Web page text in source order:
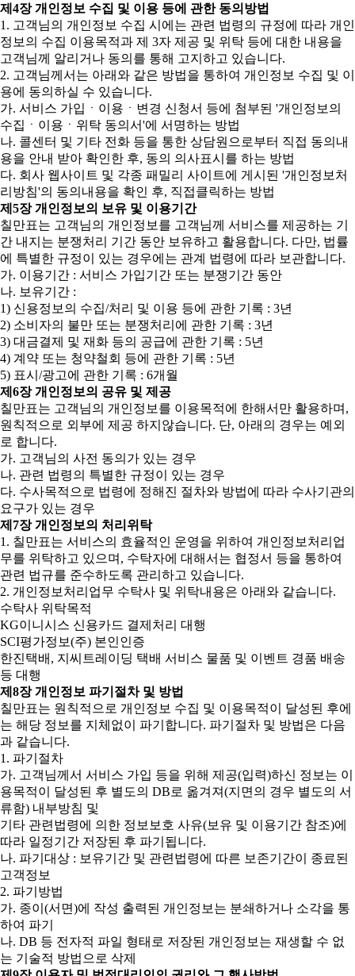
제4장 개인정보 수집 및 이용 등에 관한 동의방법
1. 고객님의 개인정보 수집 시에는 관련 법령의 규정에 따라 개인
정보의 수집 이용목적과 제 3자 제공 및 위탁 등에 대한 내용을
고객님께 알리거나 동의를 통해 고지하고 있습니다.
2. 고객님께서는 아래와 같은 방법을 통하여 개인정보 수집 및 이
용에 동의하실 수 있습니다.
가. 서비스 가입ㆍ이용ㆍ변경 신청서 등에 첨부된 '개인정보의
수집ㆍ이용ㆍ위탁 동의서'에 서명하는 방법
나. 콜센터 및 기타 전화 등을 통한 상담원으로부터 직접 동의내
용을 안내 받아 확인한 후, 동의 의사표시를 하는 방법
다. 회사 웹사이트 및 각종 패밀리 사이트에 게시된 '개인정보처
리방침'의 동의내용을 확인 후, 직접클릭하는 방법
제5장 개인정보의 보유 및 이용기간
칠만표는 고객님의 개인정보를 고객님께 서비스를 제공하는 기
간 내지는 분쟁처리 기간 동안 보유하고 활용합니다. 다만, 법률
에 특별한 규정이 있는 경우에는 관계 법령에 따라 보관합니다.
가. 이용기간 : 서비스 가입기간 또는 분쟁기간 동안
나. 보유기간 :
1) 신용정보의 수집/처리 및 이용 등에 관한 기록 : 3년
2) 소비자의 불만 또는 분쟁처리에 관한 기록 : 3년
3) 대금결제 및 재화 등의 공급에 관한 기록 : 5년
4) 계약 또는 청약철회 등에 관한 기록 : 5년
5) 표시/광고에 관한 기록 : 6개월
제6장 개인정보의 공유 및 제공
칠만표는 고객님의 개인정보를 이용목적에 한해서만 활용하며,
원칙적으로 외부에 제공 하지않습니다. 단, 아래의 경우는 예외
로 합니다.
가. 고객님의 사전 동의가 있는 경우
나. 관련 법령의 특별한 규정이 있는 경우
다. 수사목적으로 법령에 정해진 절차와 방법에 따라 수사기관의
요구가 있는 경우
제7장 개인정보의 처리위탁
1. 칠만표는 서비스의 효율적인 운영을 위하여 개인정보처리업
무를 위탁하고 있으며, 수탁자에 대해서는 협정서 등을 통하여
관련 법규를 준수하도록 관리하고 있습니다.
2. 개인정보처리업무 수탁사 및 위탁내용은 아래와 같습니다.
수탁사 위탁목적
KG이니시스 신용카드 결제처리 대행
SCI평가정보(주) 본인인증
한진택배, 지씨트레이딩 택배 서비스 물품 및 이벤트 경품 배송
등 대행
제8장 개인정보 파기절차 및 방법
칠만표는 원칙적으로 개인정보 수집 및 이용목적이 달성된 후에
는 해당 정보를 지체없이 파기합니다. 파기절차 및 방법은 다음
과 같습니다.
1. 파기절차
가. 고객님께서 서비스 가입 등을 위해 제공(입력)하신 정보는 이
용목적이 달성된 후 별도의 DB로 옮겨져(지면의 경우 별도의 서
류함) 내부방침 및
기타 관련법령에 의한 정보보호 사유(보유 및 이용기간 참조)에
따라 일정기간 저장된 후 파기됩니다.
나. 파기대상 : 보유기간 및 관련법령에 따른 보존기간이 종료된
고객정보
2. 파기방법
가. 종이(서면)에 작성 출력된 개인정보는 분쇄하거나 소각을 통
하여 파기
나. DB 등 전자적 파일 형태로 저장된 개인정보는 재생할 수 없
는 기술적 방법으로 삭제